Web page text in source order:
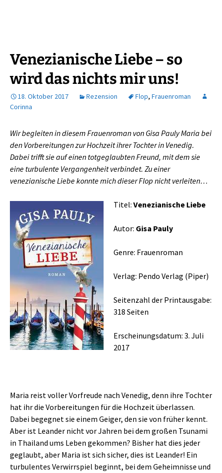
Venezianische Liebe – so
wird das nichts mir uns!
18. Oktober 2017 Rezension Flop, Frauenroman
Corinna
Wir begleiten in diesem Frauenroman von Gisa Pauly Maria bei
den Vorbereitungen zur Hochzeit ihrer Tochter in Venedig.
Dabei trifft sie auf einen totgeglaubten Freund, mit dem sie
eine turbulente Vergangenheit verbindet. Zu einer
venezianische Liebe konnte mich dieser Flop nicht verleiten…
Titel: Venezianische Liebe
Autor: Gisa Pauly
Genre: Frauenroman
Verlag: Pendo Verlag (Piper)
Seitenzahl der Printausgabe:
318 Seiten
Erscheinungsdatum: 3. Juli
2017
Maria reist voller Vorfreude nach Venedig, denn ihre Tochter
hat ihr die Vorbereitungen für die Hochzeit überlassen.
Dabei begegnet sie einem Geiger, den sie von früher kennt.
Aber ist Leander nicht vor Jahren bei dem großen Tsunami
in Thailand ums Leben gekommen? Bisher hat dies jeder
geglaubt, aber Maria ist sich sicher, dies ist Leander! Ein
turbulentes Verwirrspiel beginnt, bei dem Geheimnisse und